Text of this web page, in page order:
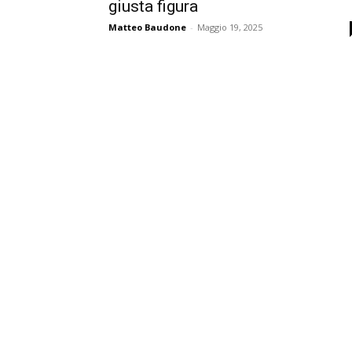
giusta figura
Matteo Baudone - Maggio 19, 2025